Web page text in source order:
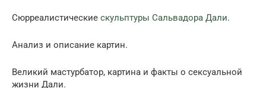
Сюрреалистические скульптуры Сальвадора Дали.
Анализ и описание картин.
Великий мастурбатор, картина и факты о сексуальной
жизни Дали.